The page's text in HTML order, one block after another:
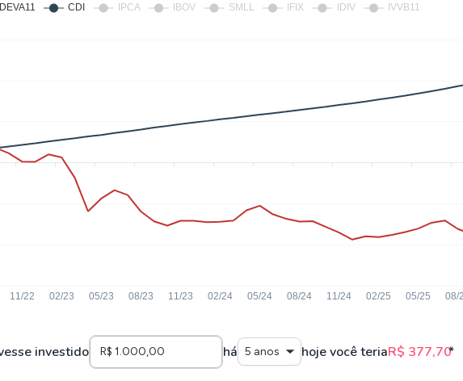
investido há 5 anos hoje você teriaR$ 377,70*